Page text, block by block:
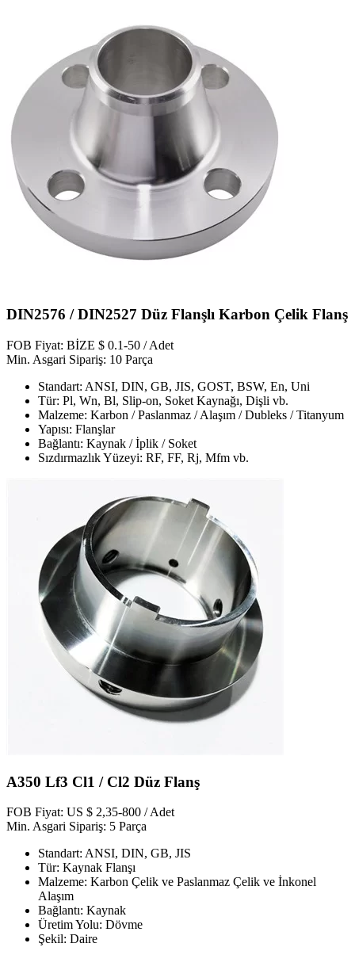
DIN2576 / DIN2527 Düz Flanşlı Karbon Çelik Flanş
FOB Fiyat: BİZE $ 0.1-50 / Adet
Min. Asgari Sipariş: 10 Parça
Standart: ANSI, DIN, GB, JIS, GOST, BSW, En, Uni
Tür: Pl, Wn, Bl, Slip-on, Soket Kaynağı, Dişli vb.
Malzeme: Karbon / Paslanmaz / Alaşım / Dubleks / Titanyum
Yapısı: Flanşlar
Bağlantı: Kaynak / İplik / Soket
Sızdırmazlık Yüzeyi: RF, FF, Rj, Mfm vb.
A350 Lf3 Cl1 / Cl2 Düz Flanş
FOB Fiyat: US $ 2,35-800 / Adet
Min. Asgari Sipariş: 5 Parça
Standart: ANSI, DIN, GB, JIS
Tür: Kaynak Flanşı
Malzeme: Karbon Çelik ve Paslanmaz Çelik ve İnkonel
Alaşım
Bağlantı: Kaynak
Üretim Yolu: Dövme
Şekil: Daire